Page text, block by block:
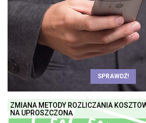
SPRAWDŹ!
ZMIANA METODY ROZLICZANIA
NA UPROSZCZONĄ